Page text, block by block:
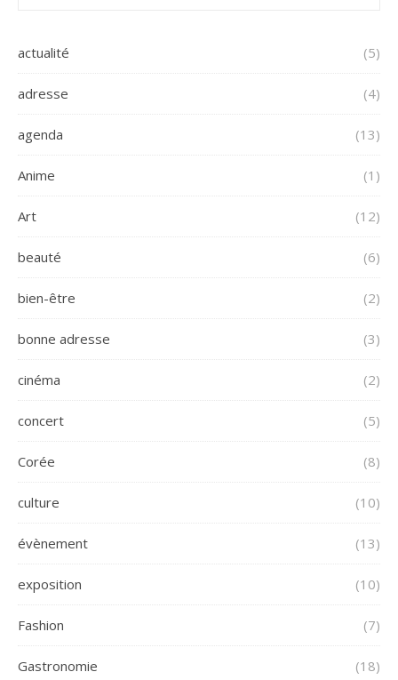
actualité (5)
adresse (4)
agenda (13)
Anime (1)
Art (12)
beauté (6)
bien-être (2)
bonne adresse (3)
cinéma (2)
concert (5)
Corée (8)
culture (10)
évènement (13)
exposition (10)
Fashion (7)
Gastronomie (18)